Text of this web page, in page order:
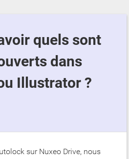
dans
Illustrator ?
sur Nuxeo Drive, nous